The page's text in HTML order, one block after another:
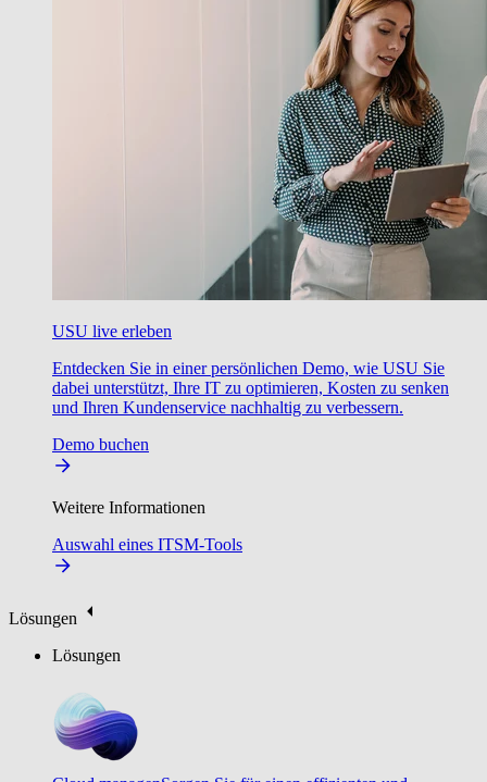
USU live erleben
Entdecken Sie in einer persönlichen Demo, wie USU Sie
dabei unterstützt, Ihre IT zu optimieren, Kosten zu senken
und Ihren Kundenservice nachhaltig zu verbessern.
Demo buchen
Weitere Informationen
Auswahl eines ITSM-Tools
Lösungen
Lösungen